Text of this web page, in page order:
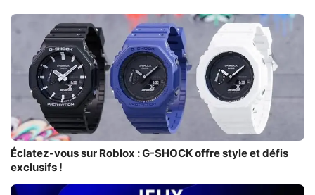
Éclatez-vous sur Roblox : G-SHOCK offre style et défis
exclusifs !